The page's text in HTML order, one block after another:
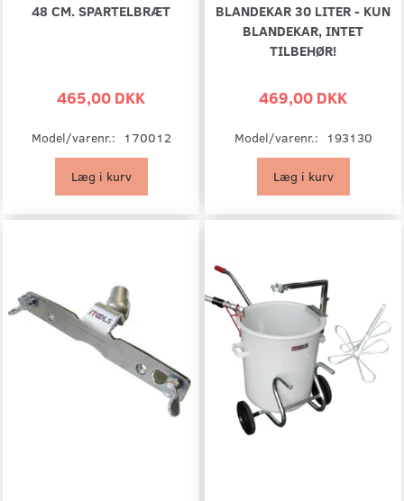
48 CM. SPARTELBRÆT
465,00 DKK
Model/varenr.: 170012
Læg i kurv
BLANDEKAR 30 LITER - KUN
BLANDEKAR, INTET
TILBEHØR!
469,00 DKK
Model/varenr.: 193130
Læg i kurv